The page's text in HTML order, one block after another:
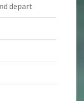
depart